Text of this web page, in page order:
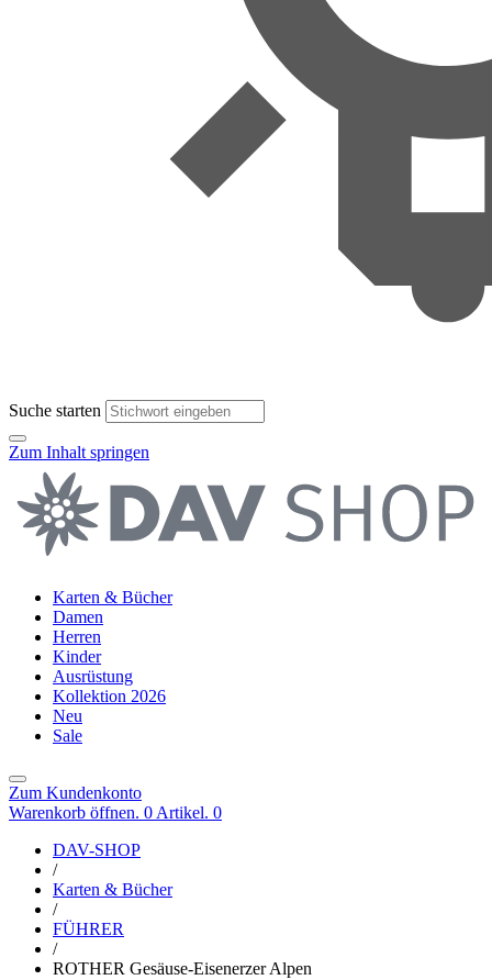
Suche starten
Zum Inhalt springen
Karten & Bücher
Damen
Herren
Kinder
Ausrüstung
Kollektion 2026
Neu
Sale
Zum Kundenkonto
Warenkorb öffnen. 0 Artikel. 0
DAV-SHOP
/
Karten & Bücher
/
FÜHRER
/
ROTHER Gesäuse-Eisenerzer Alpen